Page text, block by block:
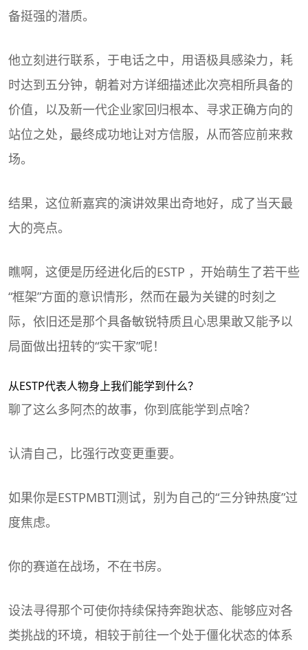
备挺强的潜质。
他立刻进行联系，于电话之中，用语极具感染力，耗
时达到五分钟，朝着对方详细描述此次亮相所具备的
价值，以及新一代企业家回归根本、寻求正确方向的
站位之处，最终成功地让对方信服，从而答应前来救
场。
结果，这位新嘉宾的演讲效果出奇地好，成了当天最
大的亮点。
瞧啊，这便是历经进化后的ESTP ，开始萌生了若干些
“框架”方面的意识情形，然而在最为关键的时刻之
际，依旧还是那个具备敏锐特质且心思果敢又能予以
局面做出扭转的“实干家”呢！
从ESTP代表人物身上我们能学到什么？
聊了这么多阿杰的故事，你到底能学到点啥？
认清自己，比强行改变更重要。
如果你是ESTPMBTI测试，别为自己的“三分钟热度”过
度焦虑。
你的赛道在战场，不在书房。
设法寻得那个可使你持续保持奔跑状态、能够应对各
类挑战的环境，相较于前往一个处于僵化状态的体系